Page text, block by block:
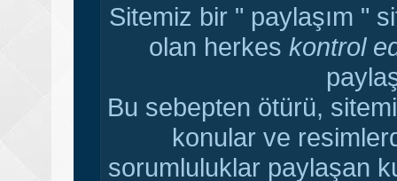
Sitemiz bir " paylaşım "
olan herkes kontrol
Bu sebepten ötürü,
konular ve
sorumluluklar paylaşan